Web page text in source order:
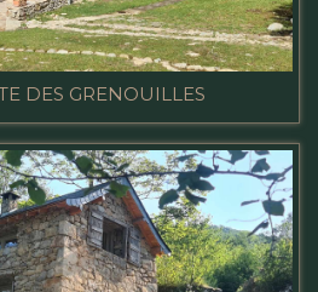
DES GRENOUILLES